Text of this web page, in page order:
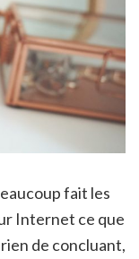
fait les
Internet ce que
de concluant,